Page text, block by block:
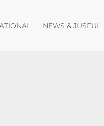
Menü öffnen
NEWS & JUSFUL